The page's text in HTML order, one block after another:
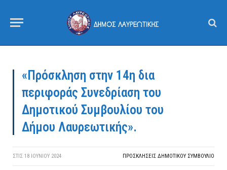
«Πρόσκληση στην 14η δια
περιφοράς Συνεδρίαση του
Δημοτικού Συμβουλίου του
Δήμου Λαυρεωτικής».
ΣΤΙΣ 18 ΙΟΥΝΊΟΥ 2024 ΠΡΟΣΚΛΉΣΕΙΣ ΔΗΜΟΤΙΚΟΎ ΣΥΜΒΟΎΛΙΟ